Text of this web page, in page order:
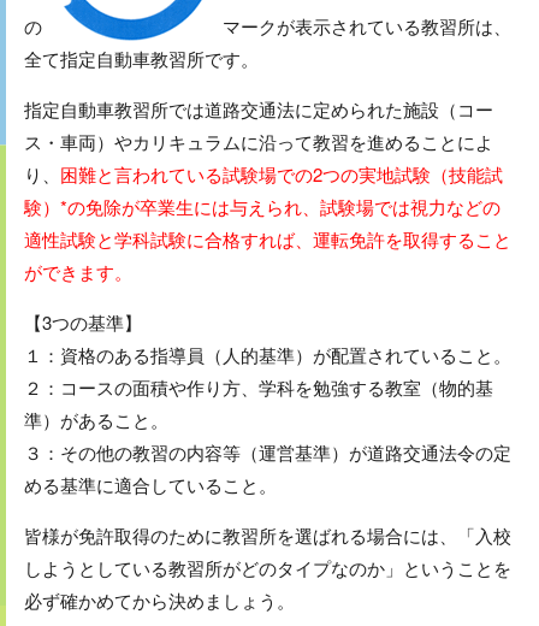
の
マークが表示されている教習所は、
全て指定自動車教習所です。
指定自動車教習所では道路交通法に定められた施設（コー
ス・車両）やカリキュラムに沿って教習を進めることによ
り、 困難と言われている試験場での2つの実地試験（技能試
験） *の免除が卒業生には与えられ、試験場では視力などの
適性試験と学科試験に合格すれば、運転免許を取得すること
ができます。
【3つの基準】
１：資格のある指導員（人的基準）が配置されていること。
２：コースの面積や作り方、学科を勉強する教室（物的基
準）があること。
３：その他の教習の内容等（運営基準）が道路交通法令の定
める基準に適合していること。
皆様が免許取得のために教習所を選ばれる場合には、「入校
しようとしている教習所がどのタイプなのか」ということを
必ず確かめてから決めましょう。